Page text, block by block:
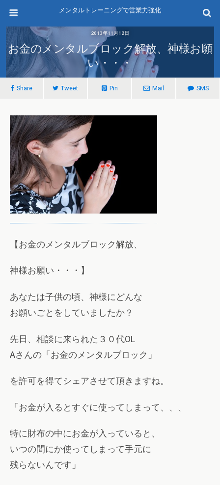
メンタルトレーニングで営業力強化
2013年11月12日
お金のメンタルブロック解放、神様お願
い・・・
Share Tweet Pin Mail SMS
【お金のメンタルブロック解放、
神様お願い・・・】
あなたは子供の頃、神様にどんな
お願いごとをしていましたか？
先日、相談に来られた３０代OL
Aさんの「お金のメンタルブロック」
を許可を得てシェアさせて頂きますね。
「お金が入るとすぐに使ってしまって、、、
特に財布の中にお金が入っていると、
いつの間にか使ってしまって手元に
残らないんです」